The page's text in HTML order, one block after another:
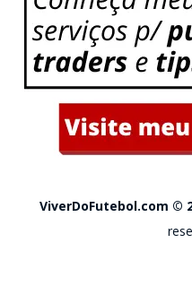
ViverDoFutebol.com ©